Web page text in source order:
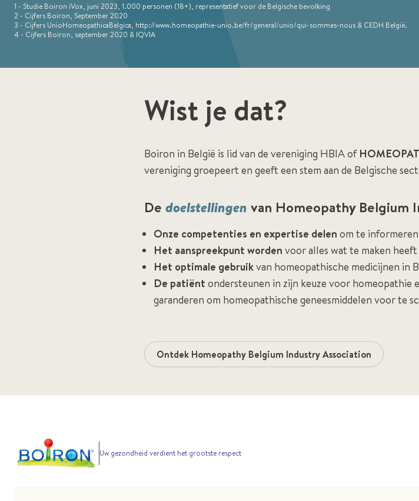
1 - Studie Boiron iVox, juni 2023, 1.000 personen (18+), representatief voor de Belgische bevolking
2 - Cijfers Boiron, September 2020
3 - Cijfers UnioHomeopathicaBelgica, http://www.homeopathie-unio.be/fr/general/unio/qui-sommes-nous & CEDH België.
4 - Cijfers Boiron, september 2020 & IQVIA
Wist je dat?
Boiron in België is lid van de vereniging HBIA of
vereniging groepeert en geeft een stem aan de Belgische
Dedoelstellingen van Homeopathy Belgium
Onze competenties en expertise delen om te
Het aanspreekpunt worden voor alles wat te maken
Het optimale gebruikvan homeopathische medicijnen in
De patiënt ondersteunen in zijn keuze voor homeopathie
garanderen om homeopathische geneesmiddelen voor te
Ontdek Homeopathy Belgium Industry Association
Uw gezondheid verdient het grootste respect